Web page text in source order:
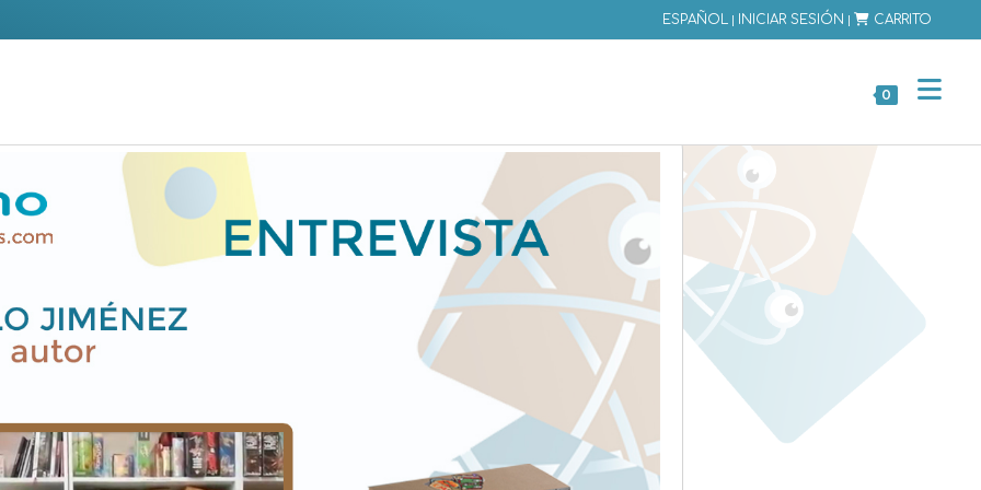
ESPAÑOL | INICIAR SESIÓN | CARRITO
0